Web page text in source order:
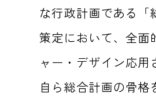
な行政計画である「
策定において、全面
ャー・デザイン応用
自ら総合計画の骨格